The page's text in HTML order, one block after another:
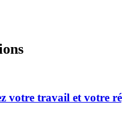
votre travail et votre